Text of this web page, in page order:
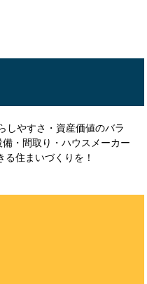
しやすさ・資産価値のバラ
備・間取り・ハウスメーカー
住まいづくりを！